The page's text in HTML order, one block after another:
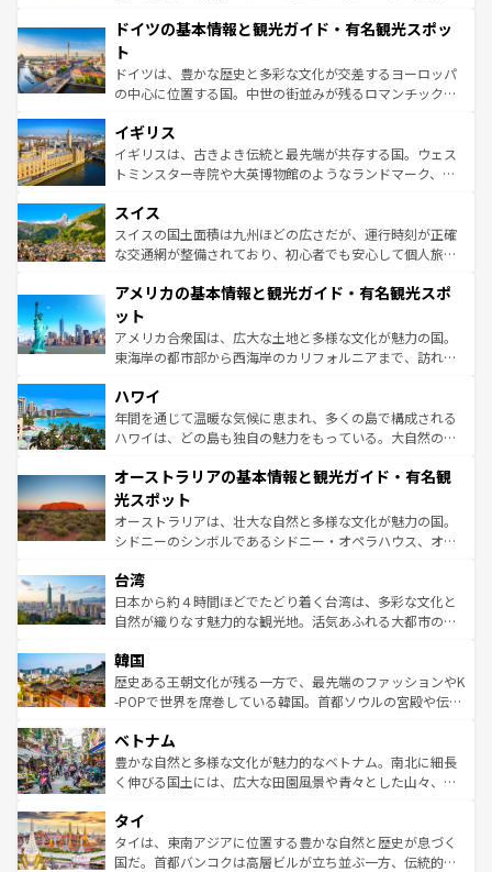
せる。地方によって風土や気候が異なるスペインはその個
ンテンツ一覧 を参照してほしい。
で、幅広い魅力が詰まっている。華麗な宮殿、歴史的な大
聖堂、美しいビーチ、そして豊かな自然が、訪れる者を心
から魅了する。また、フランスは美食の国としても知ら
れ、フランス料理はユネスコ無形文化遺産にも登録されて
香り高いラベンダー畑など、多彩な楽しみ方が可能だ。さ
らに、パリ以外の地域にも魅力が溢れており、どの街角に
も豊かな歴史と文化が息づいている。パリ以外の個性あふ
を参照してほしい。
ドイツの基本情報と観光ガイド・有名観光スポッ
ト
ドイツは、豊かな歴史と多彩な文化が交差するヨーロッパ
の中心に位置する国。中世の街並みが残るロマンチック街
顔を持つこの国は、どこを歩いても飽きることがない。ベ
ルリンの文化的活気、バイエルン州のアルプスの絶景、そ
してライン川沿いのワイン畑といった風景は必見。ビール
は、お酒好きな人にはぜひ体験してほしい。 なお、新着の
ドイツ情報はコンテンツ一覧を参照してほしい。
イギリス
イギリスは、古きよき伝統と最先端が共存する国。ウェス
トミンスター寺院や大英博物館のようなランドマーク、歴
リアごとに異なる魅力がある。また、優雅なアフタヌーン
ティー、ビール好きにはたまらない英国パブ、サッカー観
戦など、本場だからこそできる体験も豊富。イギリスを旅
ンツ一覧を参照してほしい。
スイス
スイスの国土面積は九州ほどの広さだが、運行時刻が正確
な交通網が整備されており、初心者でも安心して個人旅行
の建物がそのまま残る町や、スイスならではのユニークな
博物館もあり、アルプス観光だけでなく町歩きも満喫する
ことができる。国民の所得が高いため物価も高いが、旅行
者向けの交通パス提供のサービスもあり、うまく活用すれ
着のスイス情報は
アメリカの基本情報と観光ガイド・有名観光スポ
ット
アメリカ合衆国は、広大な土地と多様な文化が魅力の国。
東海岸の都市部から西海岸のカリフォルニアまで、訪れる
のような巨大都市は、観光、ショッピング、エンターテイ
ンメントが詰まった刺激的なスポットだ。一方、アメリカ
西部には大自然が広がり、グランドキャニオンやイエロー
部のニューオーリンズでは、音楽と美食が融合した独特の
文化が魅力。旅行者はアメリカの各地域で異なる魅力を楽
しみながら、その多様性と豊かな歴史を感じることができ
るだろう。車でのロードトリップや列車の旅も、アメリカ
情報は
ハワイ
年間を通じて温暖な気候に恵まれ、多くの島で構成される
ハワイは、どの島も独自の魅力をもっている。大自然の神
ワイ島は見逃せない。また、定番の観光地といえばオアフ
島だが、静かな自然を求めるならマウイ島やカウアイ島が
おすすめ。エメラルドグリーンに輝く海をはじめ、豊かな
文化や歴史が息づいている。「アロハスピリット」と呼ば
人々、おいしいローカルフードやハワイアンミュージッ
ク、伝統的なフラダンスなど、すべてがハワイの魅力を彩
っている。訪れるたびに新しい発見と感動が待っているハ
はコンテンツ一覧
オーストラリアの基本情報と観光ガイド・有名観
光スポット
オーストラリアは、壮大な自然と多様な文化が魅力の国。
シドニーのシンボルであるシドニー・オペラハウス、オー
リアリーフや大陸中央部にそびえるウルル（エアーズロッ
ク）、タスマニアの美しい原生林やケアンズの熱帯雨林な
ど、見どころがたくさん。また、カフェやワイン、オージ
いる。アクティビティも充実しており、サーフィンやダイ
ビング、ハイキングなど、アウトドア好きにはたまらな
い。オーストラリアの多彩な魅力を存分に味わいつくそ
参照してほしい。
台湾
日本から約４時間ほどでたどり着く台湾は、多彩な文化と
自然が織りなす魅力的な観光地。活気あふれる大都市の台
ン）、静ひつな山岳地帯である台湾東部など、都市の喧騒
と山間の静けさが共存しており、訪れる人に新しい発見と
驚きをもたらしてくれる。また、奥深い台湾の食文化も魅
容にもいいと評判のスイーツなど、バラエティ豊かな料理
が味わえる。 なお、新着の台湾情報は コンテンツ一覧を参
照してほしい。
韓国
歴史ある王朝文化が残る一方で、最先端のファッションやK
-POPで世界を席巻している韓国。首都ソウルの宮殿や伝統
き、地方に足を延ばせば四季折々の自然美を楽しむことが
できる。そして、キムチや焼肉、絶品のストリートフード
まで、さまざまな韓国料理が待っている。夜には、韓国な
リティに包まれながら、韓国の多彩な魅力を心ゆくまで味
わってみてほしい。 なお、新着の韓国情報はコンテンツ一
覧を参照してほしい。
ベトナム
豊かな自然と多様な文化が魅力的なベトナム。南北に細長
く伸びる国土には、広大な田園風景や青々とした山々、世
急速な発展と共に伝統が息づく。ハノイの古い町並みやホ
ーチミン市のフランス統治時代の建物も、独特の雰囲気を
醸し出している。また、バラエティの豊かさとおいしさで
タイ
タイは、東南アジアに位置する豊かな自然と歴史が息づく
国だ。首都バンコクは高層ビルが立ち並ぶ一方、伝統的な